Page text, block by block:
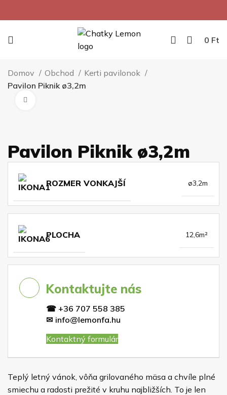
0 Ft
Domov Obchod
Kerti pavilonok
Pavilon Piknik ø3,2m
Pavilon Piknik ø3,2m
ROZMER VONKAJŠÍ ø3,2m
PLOCHA 12,6m²
Kontaktujte nás
☎ +36 707 558 385
✉ info@lemonfa.hu
Kontaktný formulár
Teplý letný vánok, vôňa grilovaného mäsa a chvíle plné
smiechu a radosti prežité v kruhu najbližších. To je len